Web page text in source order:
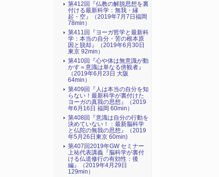
第412回『仏教の解脱思想を裏
付ける最新科学：無我・縁
起・空』（2019年7月7日福岡
78min）
第411回『ヨーガ哲学と最新科
学：本当の自分・苦の根本原
因と脱却』（2019年6月30日
東京 92min）
第410回『心や体は無意識が動
かす＝意識は単なる傍観者』
（2019年6月23日 大阪
64min）
第409回『人は本当の自分を知
らない！最新科学が裏付けた
ヨーガの真我の思想』（2019
年6月16日 福岡 60min）
第408回『意識は自分の行動を
決めていない！：最新脳科学
と仏陀の無我の思想』（2019
年5月26日東京 60min)
第407回2019年GW セミナー
上祐代表講義『脳科学が裏付
ける仏道修行の有効性：後
編』（2019年4月29日
129min）